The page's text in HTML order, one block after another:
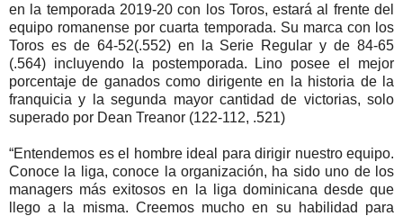
en la temporada 2019-20 con los Toros, estará al frente del
equipo romanense por cuarta temporada. Su marca con los
Toros es de 64-52(.552) en la Serie Regular y de 84-65
(.564) incluyendo la postemporada. Lino posee el mejor
porcentaje de ganados como dirigente en la historia de la
franquicia y la segunda mayor cantidad de victorias, solo
superado por Dean Treanor (122-112, .521)
“Entendemos es el hombre ideal para dirigir nuestro equipo.
Conoce la liga, conoce la organización, ha sido uno de los
managers más exitosos en la liga dominicana desde que
llego a la misma. Creemos mucho en su habilidad para